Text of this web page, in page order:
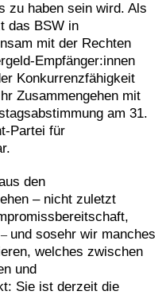
zu haben sein wird. Als
das BSW in
mit der Rechten
Empfänger:innen
Konkurrenzfähigkeit
Zusammengehen mit
am 31.
Partei für
den
– nicht zuletzt
– und sosehr wir manches
welches zwischen
und
Sie ist derzeit die